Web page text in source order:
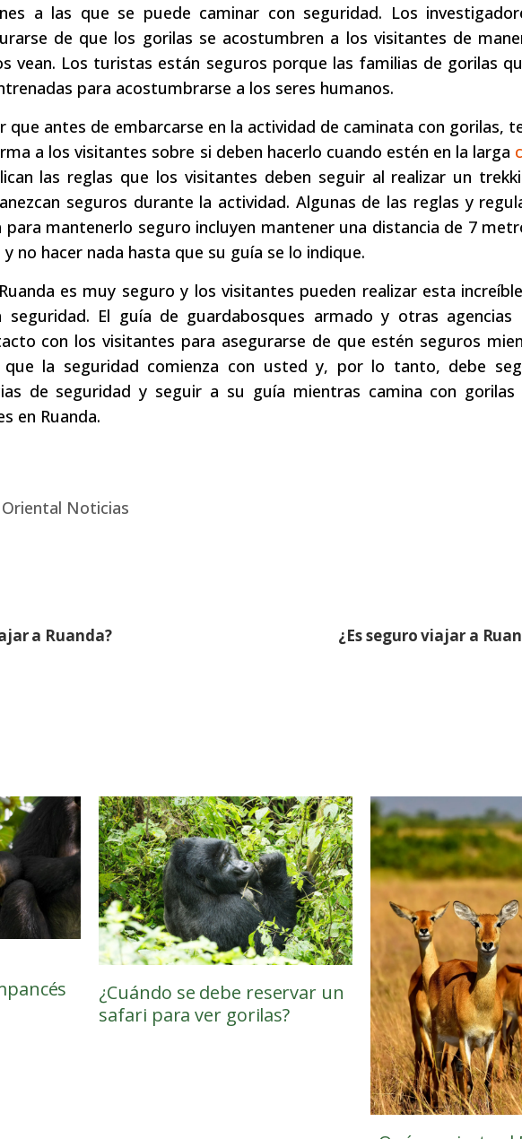
a las que se puede caminar con seguridad. Los
de que los gorilas se acostumbren a los visitantes de
vean. Los turistas están seguros porque las familias de gorilas
para acostumbrarse a los seres humanos.
que antes de embarcarse en la actividad de caminata con gorilas,
a los visitantes sobre si deben hacerlo cuando estén en la larga
las reglas que los visitantes deben seguir al realizar un
seguros durante la actividad. Algunas de las reglas y
mantenerlo seguro incluyen mantener una distancia de 7
no hacer nada hasta que su guía se lo indique.
es muy seguro y los visitantes pueden realizar esta
seguridad. El guía de guardabosques armado y otras agencias
con los visitantes para asegurarse de que estén seguros
que la seguridad comienza con usted y, por lo tanto, debe
de seguridad y seguir a su guía mientras camina con gorilas
en Ruanda.
Noticias
a Ruanda? ¿Es seguro viajar a
¿Cuándo se debe reservar un
safari para ver gorilas?